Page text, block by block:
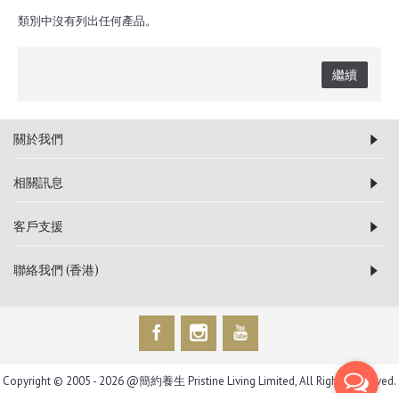
類別中沒有列出任何產品。
繼續
關於我們
相關訊息
客戶支援
聯絡我們 (香港)
Copyright © 2005 - 2026 @簡約養生 Pristine Living Limited, All Rights Reserved.